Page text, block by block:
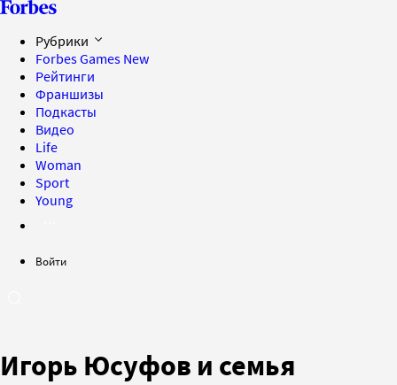
Рубрики
Forbes Games New
Рейтинги
Франшизы
Подкасты
Видео
Life
Woman
Sport
Young
Войти
Игорь Юсуфов и семья